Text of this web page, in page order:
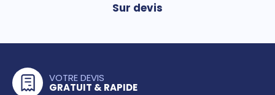
Sur devis
VOTRE DEVIS
GRATUIT & RAPIDE